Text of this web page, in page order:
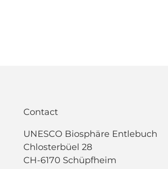
Contact
UNESCO Biosphäre Entlebuch
Chlosterbüel 28
CH-6170 Schüpfheim